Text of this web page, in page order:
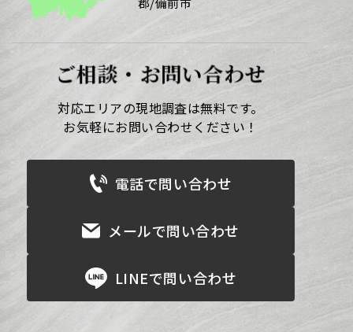
ご相談・お問い合わせ
対応エリアの現地調査は無料です。
お気軽にお問い合わせください！
電話で問い合わせ
メールで問い合わせ
LINEで問い合わせ